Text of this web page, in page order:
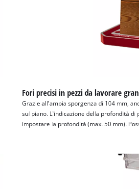
Fori precisi in pezzi da lavorare
Grazie all'ampia sporgenza di 104 mm,
sul piano. L'indicazione della profondità
impostare la profondità (max. 50 mm).